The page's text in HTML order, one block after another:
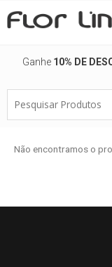
para
Ganhe 10% DE
Produtos
Não encontramos o